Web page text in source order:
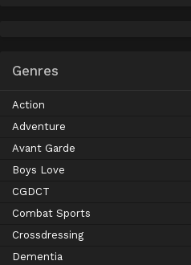
Genres
Action
Adventure
Avant Garde
Boys Love
CGDCT
Combat Sports
Crossdressing
Dementia